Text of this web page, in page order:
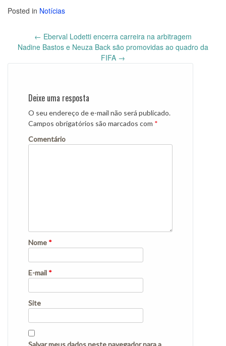
Posted in Notícias
Post
← Eberval Lodetti encerra carreira na arbitragem
Nadine Bastos e Neuza Back são promovidas ao quadro da
FIFA →
Deixe uma resposta
O seu endereço de e-mail não será publicado.
Campos obrigatórios são marcados com *
Comentário
Nome *
E-mail *
Site
Salvar meus dados neste navegador para a